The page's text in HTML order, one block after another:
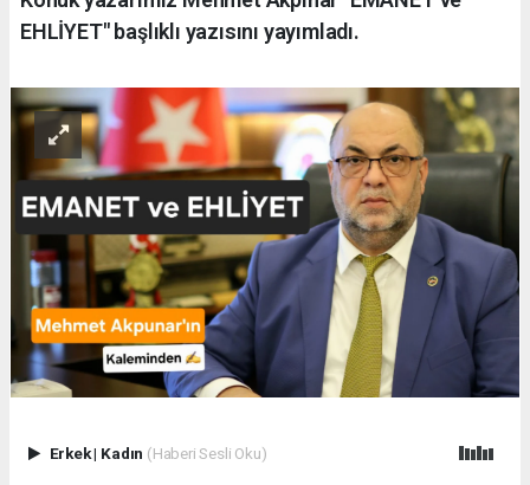
EHLİYET" başlıklı yazısını yayımladı.
Erkek| Kadın (Haberi Sesli Oku)